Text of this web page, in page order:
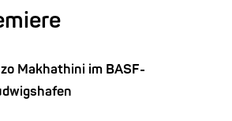
Makhathini im BASF-